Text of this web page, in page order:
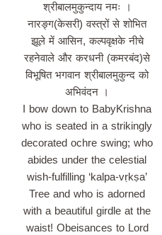
श्रीबालमुकुन्दाय नमः ।
नारङ्ग(केसरी) वस्त्रों से शोभित
झूले में आसिन, कल्पवृक्षके नीचे
रहनेवाले और करधनी (कमरबंद)से
विभूषित भगवान श्रीबालमुकुन्द को
अभिवंदन ।
I bow down to BabyKrishna
who is seated in a strikingly
decorated ochre swing; who
abides under the celestial
wish-fulfilling ‘kalpa-vṛkṣa’
Tree and who is adorned
with a beautiful girdle at the
waist! Obeisances to Lord